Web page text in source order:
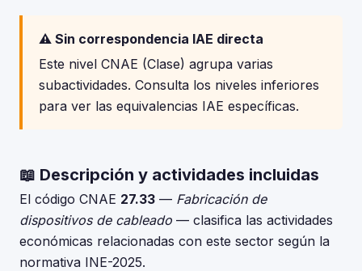
⚠️ Sin correspondencia IAE directa
Este nivel CNAE (Clase) agrupa varias
subactividades. Consulta los niveles inferiores
para ver las equivalencias IAE específicas.
📖 Descripción y actividades incluidas
El código CNAE 27.33 — Fabricación de
dispositivos de cableado — clasifica las actividades
económicas relacionadas con este sector según la
normativa INE-2025.